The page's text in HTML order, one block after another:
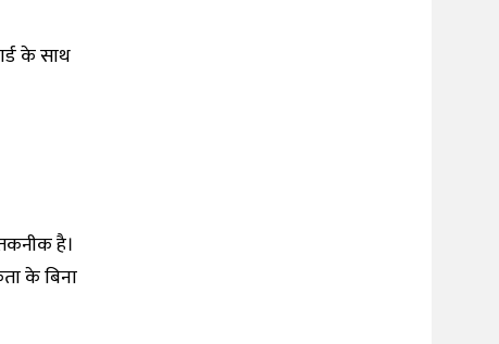
के साथ
है।
के बिना